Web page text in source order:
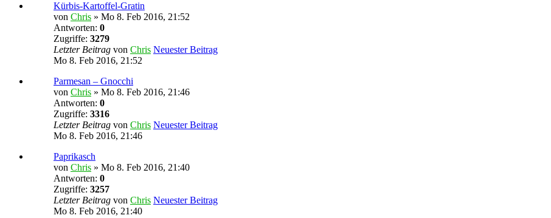
Kürbis-Kartoffel-Gratin
von Chris » Mo 8. Feb 2016, 21:52
Antworten: 0
Zugriffe: 3279
Letzter Beitrag von Chris Neuester Beitrag
Mo 8. Feb 2016, 21:52
Parmesan – Gnocchi
von Chris » Mo 8. Feb 2016, 21:46
Antworten: 0
Zugriffe: 3316
Letzter Beitrag von Chris Neuester Beitrag
Mo 8. Feb 2016, 21:46
Paprikasch
von Chris » Mo 8. Feb 2016, 21:40
Antworten: 0
Zugriffe: 3257
Letzter Beitrag von Chris Neuester Beitrag
Mo 8. Feb 2016, 21:40